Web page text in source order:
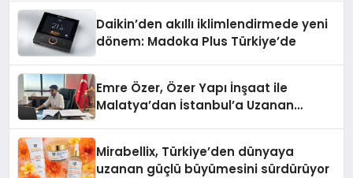
Daikin’den akıllı iklimlendirmede yeni
dönem: Madoka Plus Türkiye’de
Emre Özer, Özer Yapı İnşaat ile
Malatya’dan İstanbul’a Uzanan
Mirabellix, Türkiye’den dünyaya
uzanan güçlü büyümesini sürdürüyor